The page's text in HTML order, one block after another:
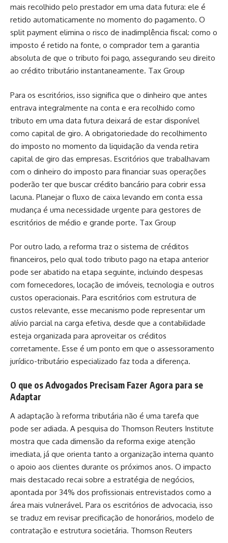
mais recolhido pelo prestador em uma data futura: ele é
retido automaticamente no momento do pagamento. O
split payment elimina o risco de inadimplência fiscal: como o
imposto é retido na fonte, o comprador tem a garantia
absoluta de que o tributo foi pago, assegurando seu direito
ao crédito tributário instantaneamente. Tax Group
Para os escritórios, isso significa que o dinheiro que antes
entrava integralmente na conta e era recolhido como
tributo em uma data futura deixará de estar disponível
como capital de giro. A obrigatoriedade do recolhimento
do imposto no momento da liquidação da venda retira
capital de giro das empresas. Escritórios que trabalhavam
com o dinheiro do imposto para financiar suas operações
poderão ter que buscar crédito bancário para cobrir essa
lacuna. Planejar o fluxo de caixa levando em conta essa
mudança é uma necessidade urgente para gestores de
escritórios de médio e grande porte. Tax Group
Por outro lado, a reforma traz o sistema de créditos
financeiros, pelo qual todo tributo pago na etapa anterior
pode ser abatido na etapa seguinte, incluindo despesas
com fornecedores, locação de imóveis, tecnologia e outros
custos operacionais. Para escritórios com estrutura de
custos relevante, esse mecanismo pode representar um
alívio parcial na carga efetiva, desde que a contabilidade
esteja organizada para aproveitar os créditos
corretamente. Esse é um ponto em que o assessoramento
jurídico-tributário especializado faz toda a diferença.
O que os Advogados Precisam Fazer Agora para se
Adaptar
A adaptação à reforma tributária não é uma tarefa que
pode ser adiada. A pesquisa do Thomson Reuters Institute
mostra que cada dimensão da reforma exige atenção
imediata, já que orienta tanto a organização interna quanto
o apoio aos clientes durante os próximos anos. O impacto
mais destacado recai sobre a estratégia de negócios,
apontada por 34% dos profissionais entrevistados como a
área mais vulnerável. Para os escritórios de advocacia, isso
se traduz em revisar precificação de honorários, modelo de
contratação e estrutura societária. Thomson Reuters